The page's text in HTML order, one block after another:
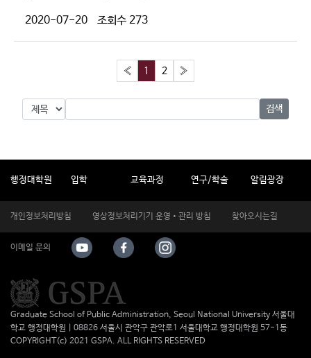
2020-07-20 조회수 273
« 1 2 »
검색
행정대학원 입학 교육과정 연구/학술 알림광장
개인정보처리방침 영상정보처리기기 운영•관리 방침 찾아오시는길
이메일 문의
Graduate School of Public Administration, Seoul National University 서울대
학교 행정대학원 | 08826 서울시 관악구 관악로1 서울대학교 행정대학원 57-1동
COPYRIGHT(c) 2021 GSPA. ALL RIGHTS RESERVED